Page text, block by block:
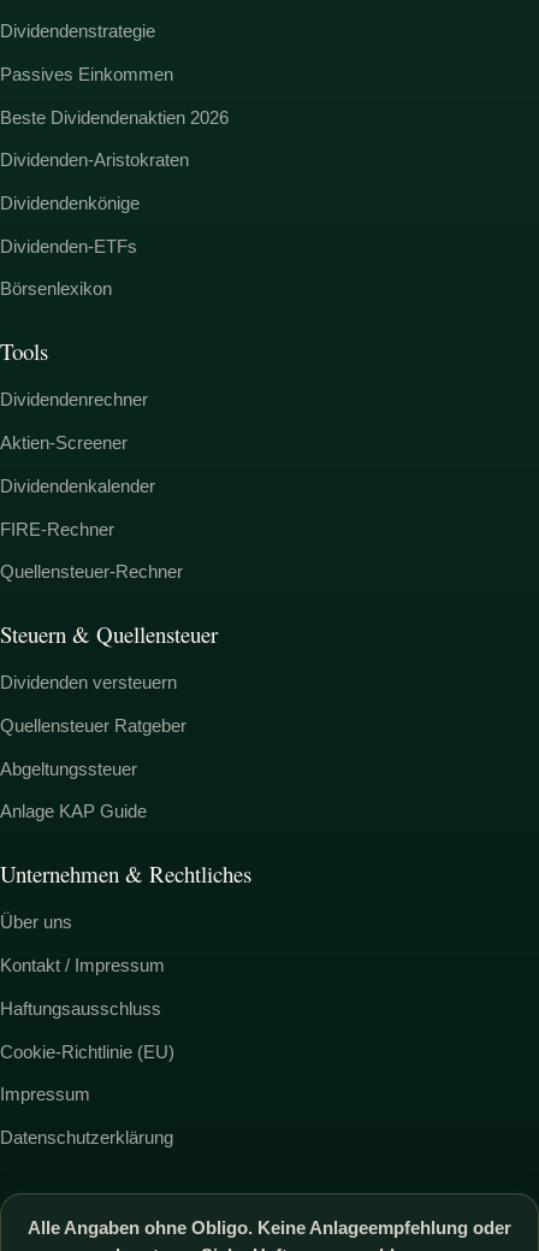
Dividendenstrategie
Passives Einkommen
Beste Dividendenaktien 2026
Dividenden-Aristokraten
Dividendenkönige
Dividenden-ETFs
Börsenlexikon
Tools
Dividendenrechner
Aktien-Screener
Dividendenkalender
FIRE-Rechner
Quellensteuer-Rechner
Steuern & Quellensteuer
Dividenden versteuern
Quellensteuer Ratgeber
Abgeltungssteuer
Anlage KAP Guide
Unternehmen & Rechtliches
Über uns
Kontakt / Impressum
Haftungsausschluss
Cookie-Richtlinie (EU)
Impressum
Datenschutzerklärung
Alle Angaben ohne Obligo. Keine Anlageempfehlung oder